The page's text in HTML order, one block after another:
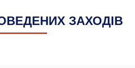
ЗАХОДІВ